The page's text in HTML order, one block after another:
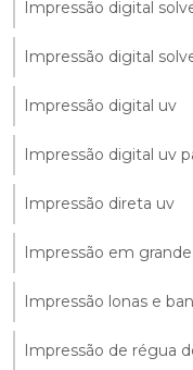
Impressão digital
Impressão digital
Impressão digital uv
Impressão digital uv
Impressão direta uv
Impressão em
Impressão lonas e
Impressão de régua